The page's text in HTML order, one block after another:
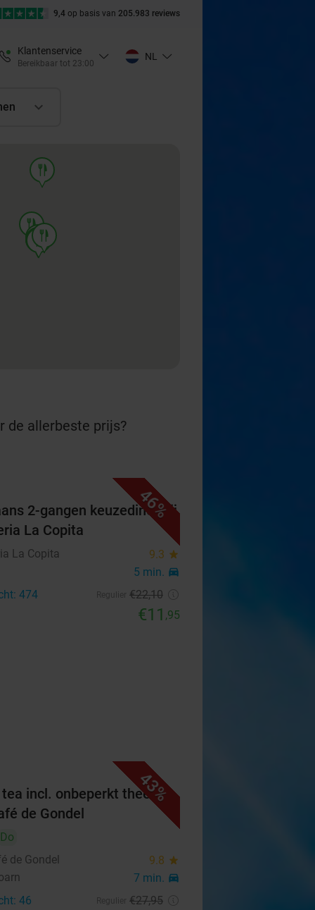
9,4 op basis van 205.983 reviews
Klantenservice
Bereikbaar tot 23:00
NL
food
food
food
food
food
food
food
de allerbeste prijs?
46%
2-gangen keuzediner bij
La Copita
La Copita 9.3 star
5 min. directions_car
474 €22,10
€11 ,95
43%
incl. onbeperkt thee bij
de Gondel
Do
de Gondel
9.8 star
7 min. directions_car
46 €27,95